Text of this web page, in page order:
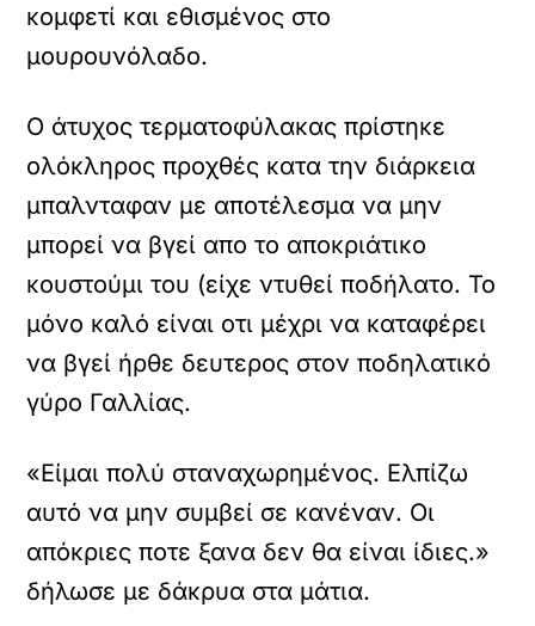
κομφετί και εθισμένος στο
μουρουνόλαδο.
Ο άτυχος τερματοφύλακας πρίστηκε
ολόκληρος προχθές κατα την διάρκεια
μπαλνταφαν με αποτέλεσμα να μην
μπορεί να βγεί απο το αποκριάτικο
κουστούμι του (είχε ντυθεί ποδήλατο. Το
μόνο καλό είναι οτι μέχρι να καταφέρει
να βγεί ήρθε δευτερος στον ποδηλατικό
γύρο Γαλλίας.
«Είμαι πολύ σταναχωρημένος. Ελπίζω
αυτό να μην συμβεί σε κανέναν. Οι
απόκριες ποτε ξανα δεν θα είναι ίδιες.»
δήλωσε με δάκρυα στα μάτια.